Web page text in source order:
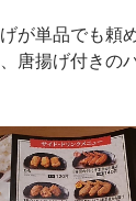
が単品でも頼
唐揚げ付きの